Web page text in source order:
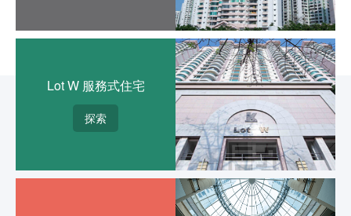
Lot W 服務式住宅
探索